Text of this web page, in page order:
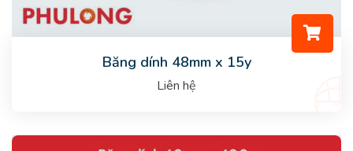
Băng dính 48mm x 15y
Liên hệ